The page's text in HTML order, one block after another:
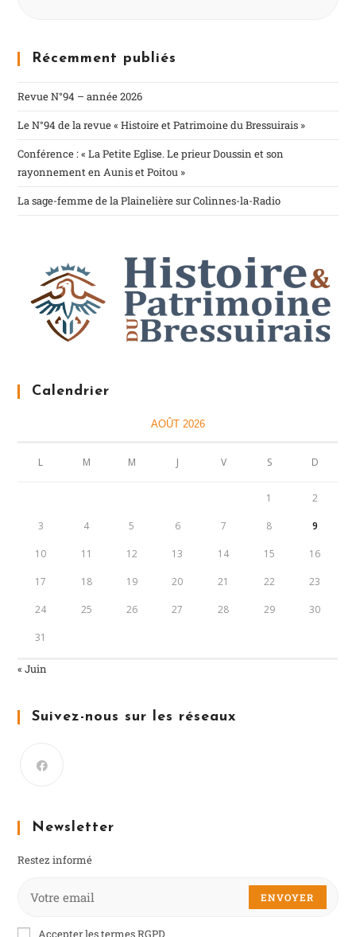
Récemment publiés
Revue N°94 – année 2026
Le N°94 de la revue « Histoire et Patrimoine du Bressuirais »
Conférence : « La Petite Eglise. Le prieur Doussin et son
rayonnement en Aunis et Poitou »
La sage-femme de la Plainelière sur Colinnes-la-Radio
Calendrier
AOÛT 2026
L M M J V S D
1 2
3 4 5 6 7 8 9
10 11 12 13 14 15 16
17 18 19 20 21 22 23
24 25 26 27 28 29 30
31
« Juin
Suivez-nous sur les réseaux
Newsletter
Restez informé
ENVOYER
Accepter les termes RGPD